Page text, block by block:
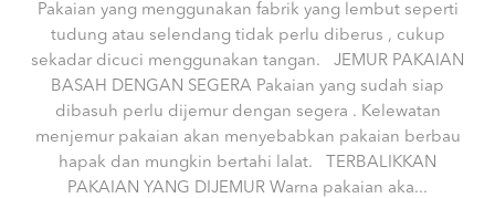
Pakaian yang menggunakan fabrik yang lembut seperti
tudung atau selendang tidak perlu diberus , cukup
sekadar dicuci menggunakan tangan. JEMUR PAKAIAN
BASAH DENGAN SEGERA Pakaian yang sudah siap
dibasuh perlu dijemur dengan segera . Kelewatan
menjemur pakaian akan menyebabkan pakaian berbau
hapak dan mungkin bertahi lalat. TERBALIKKAN
PAKAIAN YANG DIJEMUR Warna pakaian aka...